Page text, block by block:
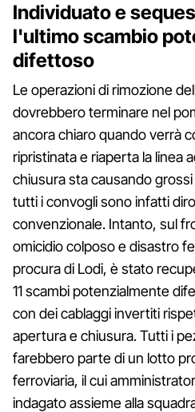
Individuato e
l'ultimo scambio
difettoso
Le operazioni di rimozione
dovrebbero terminare nel
ancora chiaro quando verrà
ripristinata e riaperta la linea
chiusura sta causando
tutti i convogli sono infatti
convenzionale. Intanto, sul
omicidio colposo e disastro
procura di Lodi, è stato
11 scambi potenzialmente
con dei cablaggi invertiti
apertura e chiusura. Tutti i
farebbero parte di un lotto
ferroviaria, il cui
indagato assieme alla